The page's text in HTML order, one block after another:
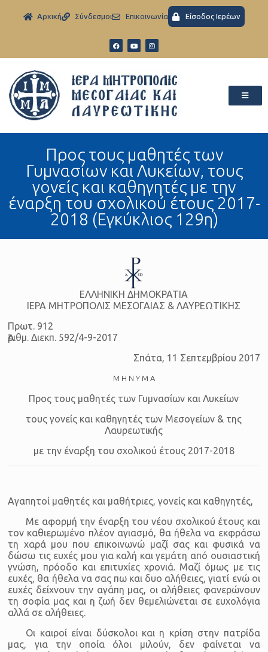
Aρχική Σύνδεσμοι Eπικοινωνία Είσοδος Ιερέων
Προς τους μαθητές των
Γυμνασίων και Λυκείων, τους
γονείς και καθηγητές με την
έναρξη του σχολικού έτους 2017-
2018 (Εγκύκλιος 129η)
ΕΛΛΗΝΙΚΗ ΔΗΜΟΚΡΑΤΙΑ
ΙΕΡΑ ΜΗΤΡΟΠΟΛΙΣ ΜΕΣΟΓΑΙΑΣ & ΛΑΥΡΕΩΤΙΚΗΣ
Πρωτ. 912
Ἀριθμ. Διεκπ. 592/4-9-2017
Σπάτα, 11 Σεπτεμβρίου 2017
Μ Η Ν Υ Μ Α
Προς τους μαθητές των Γυμνασίων και Λυκείων
τους γονείς και καθηγητές των Μεσογείων & της
Λαυρεωτικής
με την έναρξη του σχολικού έτους 2017-2018
Αγαπητοί μαθητές και μαθήτριες, γονείς και καθηγητές,
Με αφορμή την έναρξη του νέου σχολικού έτους και
τον καθιερωμένο πλέον αγιασμό, θα ήθελα να εκφράσω
τη χαρά μου που επικοινωνώ μαζί σας και φυσικά να
δώσω τις ευχές μου για καλή και γεμάτη από ουσιαστική
γνώση, πρόοδο και επιτυχίες χρονιά. Μαζί όμως με τις
ευχές, θα ήθελα να σας πω και δυο αλήθειες, γιατί ενώ οι
ευχές δείχνουν την αγάπη μας, οι αλήθειες φανερώνουν
τη σοφία μας και η ζωή δεν θεμελιώνεται σε ευχολόγια
αλλά σε αλήθειες.
Οι καιροί είναι δύσκολοι και η κρίση στην πατρίδα
μας, για την οποία όλοι μιλούν, δεν φαίνεται να